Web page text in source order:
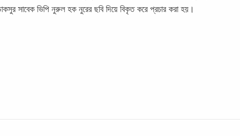
সাবেক ভিপি নুরুল হক নুরের ছবি দিয়ে বিকৃত করে প্রচার করা হয়।